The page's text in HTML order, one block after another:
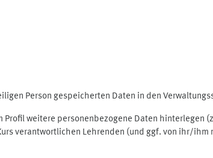
Person gespeicherten Daten in den
weitere personenbezogene Daten
verantwortlichen Lehrenden (und ggf. von ihr/